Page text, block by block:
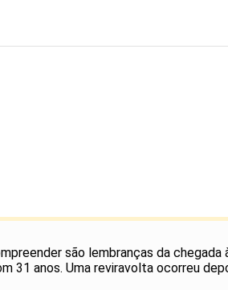
são lembranças da
31 anos. Uma reviravolta ocorreu